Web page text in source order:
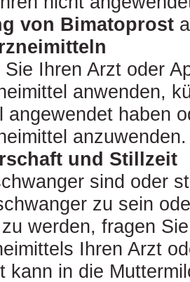
von Bimatoprost
Sie Ihren Arzt oder
anwenden,
angewendet haben
anzuwenden.
und Stillzeit
sind oder
zu sein
werden, fragen
Ihren Arzt
kann in die